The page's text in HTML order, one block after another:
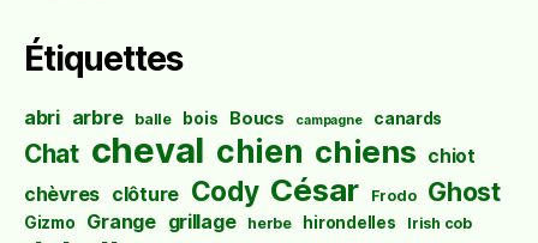
Étiquettes
abri arbre balle bois Boucs campagne canards
Chat cheval chien chiens chiot
chèvres clôture Cody César Frodo Ghost
Gizmo Grange grillage herbe hirondelles Irish cob